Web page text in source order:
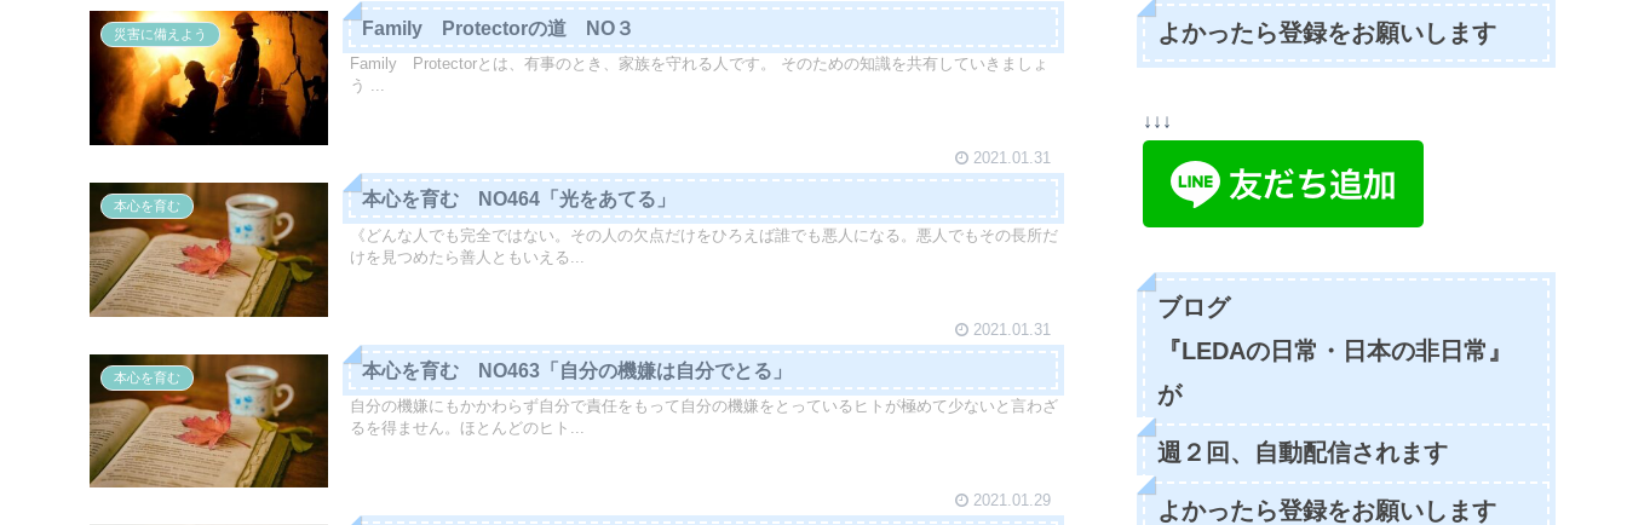
災害に備えよう Family Protectorの道 NO３
Family Protectorとは、有事のとき、家族を守れる人です。 そのための知識を共有していきましょ
う ...
2021.01.31
本心を育む 本心を育む NO464「光をあてる」
《どんな人でも完全ではない。その人の欠点だけをひろえば誰でも悪人になる。悪人でもその長所だ
けを見つめたら善人ともいえる...
2021.01.31
本心を育む 本心を育む NO463「自分の機嫌は自分でとる」
自分の機嫌にもかかわらず自分で責任をもって自分の機嫌をとっているヒトが極めて少ないと言わざ
るを得ません。ほとんどのヒト...
2021.01.29
よかったら登録をお願いします
↓↓↓
ブログ
『LEDAの日常・日本の非日常』
が
週２回、自動配信されます
よかったら登録をお願いします